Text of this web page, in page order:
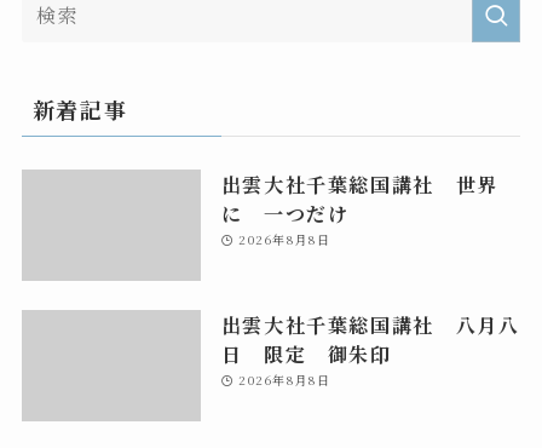
新着記事
出雲大社千葉総国講社 世界
に 一つだけ
2026年8月8日
出雲大社千葉総国講社 八月八
日 限定 御朱印
2026年8月8日